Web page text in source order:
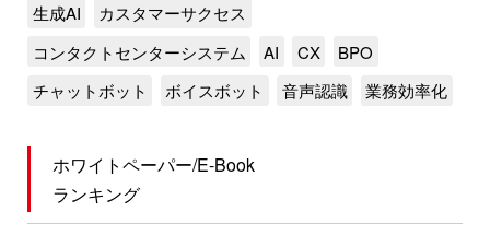
生成AI
カスタマーサクセス
コンタクトセンターシステム
AI CX
BPO
チャットボット
ボイスボット 音声認識 業務効率化
ホワイトペーパー/E-Book
ランキング